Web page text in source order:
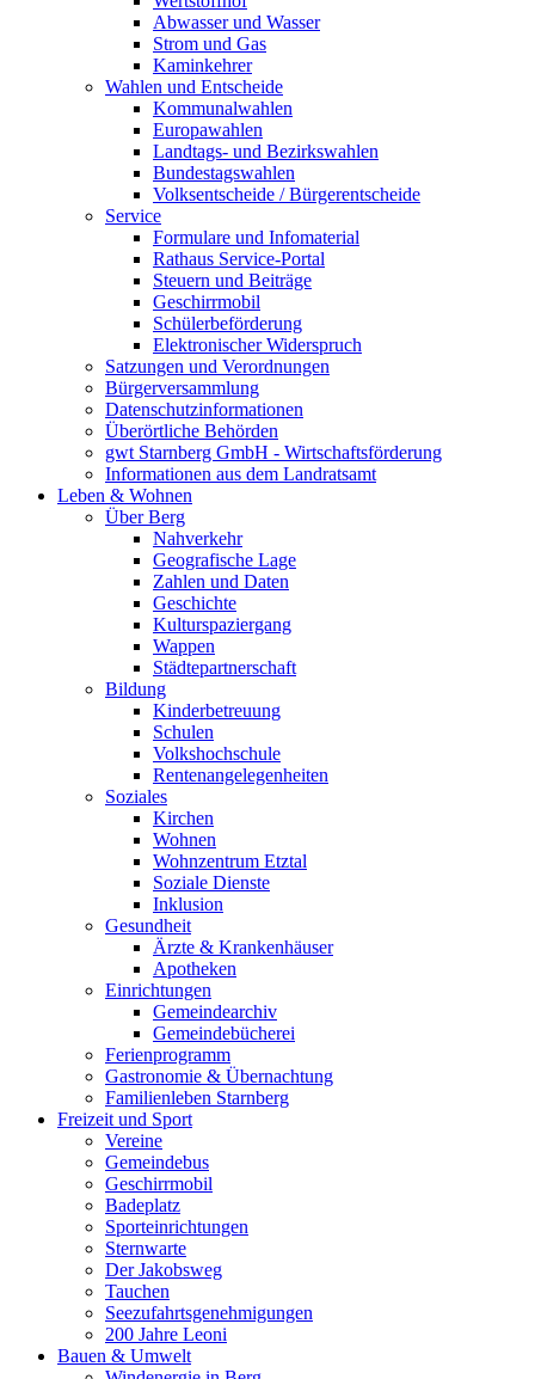
Abwasser und Wasser
Strom und Gas
Kaminkehrer
Wahlen und Entscheide
Kommunalwahlen
Europawahlen
Landtags- und Bezirkswahlen
Bundestagswahlen
Volksentscheide / Bürgerentscheide
Service
Formulare und Infomaterial
Rathaus Service-Portal
Steuern und Beiträge
Geschirrmobil
Schülerbeförderung
Elektronischer Widerspruch
Satzungen und Verordnungen
Bürgerversammlung
Datenschutzinformationen
Überörtliche Behörden
gwt Starnberg GmbH - Wirtschaftsförderung
Informationen aus dem Landratsamt
Leben & Wohnen
Über Berg
Nahverkehr
Geografische Lage
Zahlen und Daten
Geschichte
Kulturspaziergang
Wappen
Städtepartnerschaft
Bildung
Kinderbetreuung
Schulen
Volkshochschule
Rentenangelegenheiten
Soziales
Kirchen
Wohnen
Wohnzentrum Etztal
Soziale Dienste
Inklusion
Gesundheit
Ärzte & Krankenhäuser
Apotheken
Einrichtungen
Gemeindearchiv
Gemeindebücherei
Ferienprogramm
Gastronomie & Übernachtung
Familienleben Starnberg
Freizeit und Sport
Vereine
Gemeindebus
Geschirrmobil
Badeplatz
Sporteinrichtungen
Sternwarte
Der Jakobsweg
Tauchen
Seezufahrtsgenehmigungen
200 Jahre Leoni
Bauen & Umwelt